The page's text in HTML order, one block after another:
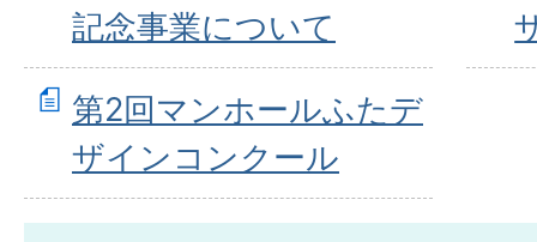
記念事業について
第2回マンホールふたデ
ザインコンクール